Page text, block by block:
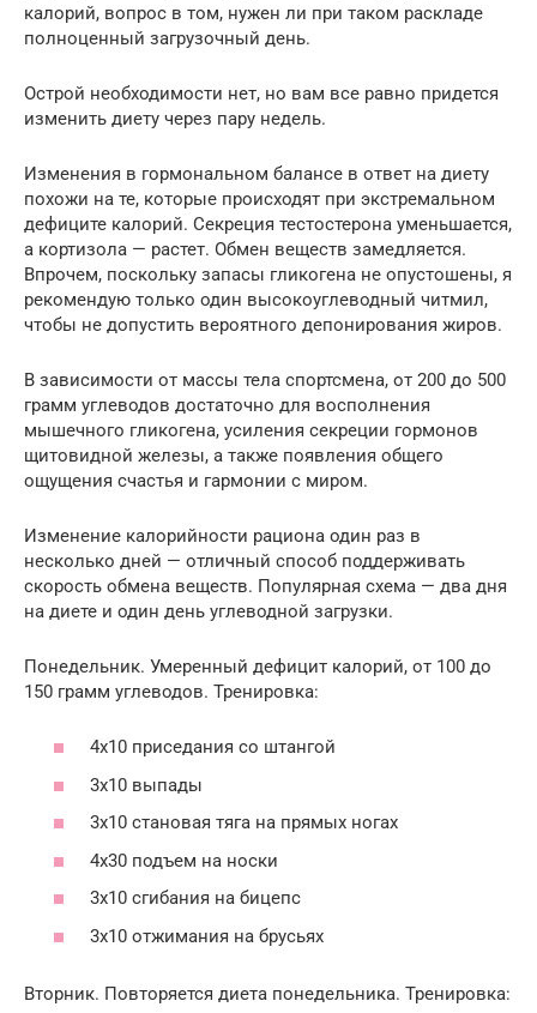
калорий, вопрос в том, нужен ли при таком раскладе
полноценный загрузочный день.
Острой необходимости нет, но вам все равно придется
изменить диету через пару недель.
Изменения в гормональном балансе в ответ на диету
похожи на те, которые происходят при экстремальном
дефиците калорий. Секреция тестостерона уменьшается,
а кортизола — растет. Обмен веществ замедляется.
Впрочем, поскольку запасы гликогена не опустошены, я
рекомендую только один высокоуглеводный читмил,
чтобы не допустить вероятного депонирования жиров.
В зависимости от массы тела спортсмена, от 200 до 500
грамм углеводов достаточно для восполнения
мышечного гликогена, усиления секреции гормонов
щитовидной железы, а также появления общего
ощущения счастья и гармонии с миром.
Изменение калорийности рациона один раз в
несколько дней — отличный способ поддерживать
скорость обмена веществ. Популярная схема — два дня
на диете и один день углеводной загрузки.
Понедельник. Умеренный дефицит калорий, от 100 до
150 грамм углеводов. Тренировка:
4х10 приседания со штангой
3х10 выпады
3х10 становая тяга на прямых ногах
4х30 подъем на носки
3х10 сгибания на бицепс
3х10 отжимания на брусьях
Вторник. Повторяется диета понедельника. Тренировка: